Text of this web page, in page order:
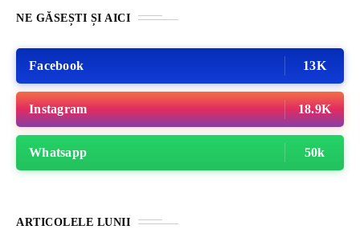
NE GĂSEȘTI ȘI AICI
Facebook 13K
Instagram 18.9K
Whatsapp 50k
ARTICOLELE LUNII